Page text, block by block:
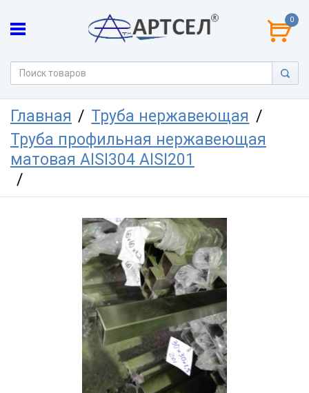
0
Главная
Труба нержавеющая
Труба профильная нержавеющая
матовая AISI304 AISI201